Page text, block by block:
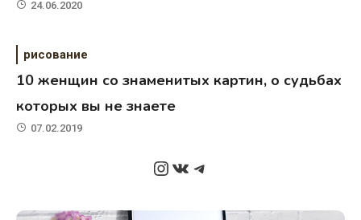
24.06.2020
рисование
10 женщин со знаменитых картин, о судьбах
которых вы не знаете
07.02.2019
Instagram
ВКонтакте
Telegram